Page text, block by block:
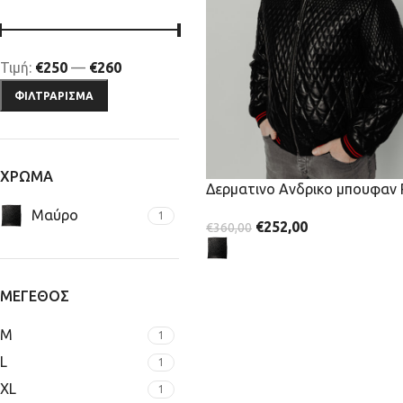
ΦΙΛΤΡΆΡΙΣΜΑ
Τιμή: €250 — €260
ΧΡΩΜΑ
Μαύρο 1
ΜΕΓΕΘΟΣ
M 1
L 1
XL 1
Δερματινο Ανδρικο μπουφαν
€360,00 €252,00
Επιλογή